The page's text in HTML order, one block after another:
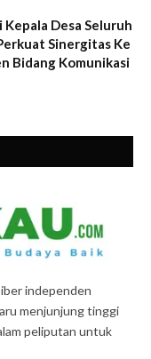
Kepala Desa Seluruh
Sinergitas Ke
Bidang Komunikasi
independen
menjunjung tinggi
peliputan untuk